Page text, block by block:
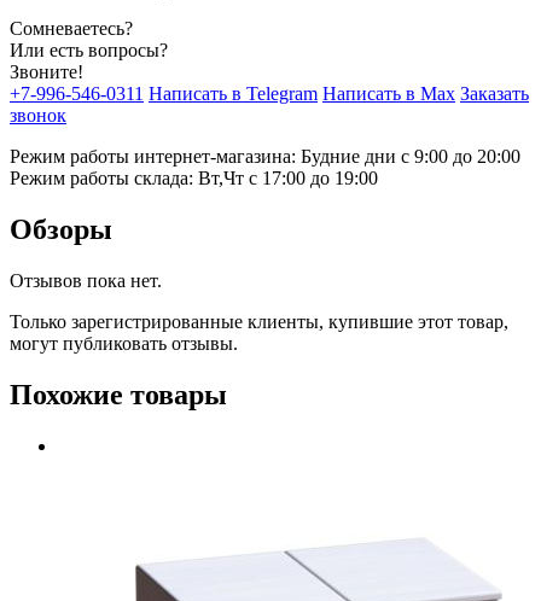
Сомневаетесь?
Или есть вопросы?
Звоните!
+7-996-546-0311 Написать в Telegram Написать в Max Заказать
звонок
Режим работы интернет-магазина: Будние дни с 9:00 до 20:00
Режим работы склада: Вт,Чт с 17:00 до 19:00
Обзоры
Отзывов пока нет.
Только зарегистрированные клиенты, купившие этот товар,
могут публиковать отзывы.
Похожие товары